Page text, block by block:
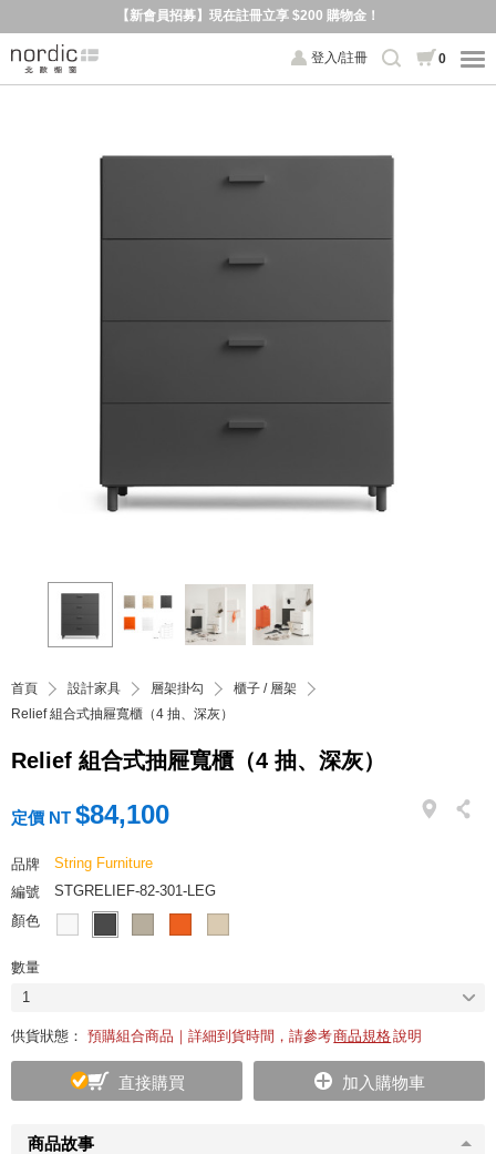
【新會員招募】現在註冊立享 $200 購物金！
登入/註冊 0
首頁 設計家具 層架掛勾
櫃子 / 層架
Relief 組合式抽屜寬櫃（4 抽、深灰）
Relief 組合式抽屜寬櫃（4 抽、深灰）
商品故事
定價 NT $84,100
品牌
String Furniture
編號
STGRELIEF-82-301-LEG
顏色
數量
1
供貨狀態： 預購組合商品｜詳細到貨時間，請參考商品規格說明
直接購買 加入購物車